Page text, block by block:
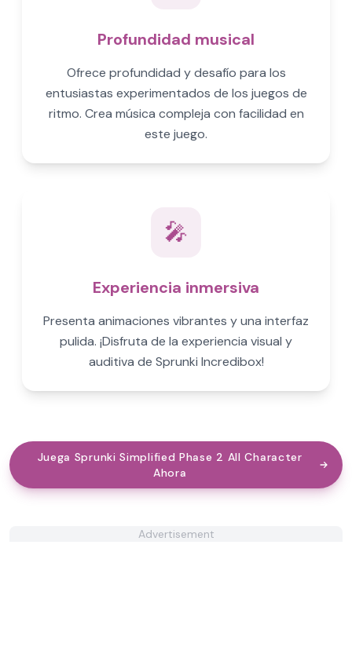
Profundidad musical
Ofrece profundidad y desafío para los
entusiastas experimentados de los juegos de
ritmo. Crea música compleja con facilidad en
este juego.
🎤
Experiencia inmersiva
Presenta animaciones vibrantes y una interfaz
pulida. ¡Disfruta de la experiencia visual y
auditiva de Sprunki Incredibox!
Juega Sprunki Simplified Phase 2 All Character
Ahora
Advertisement